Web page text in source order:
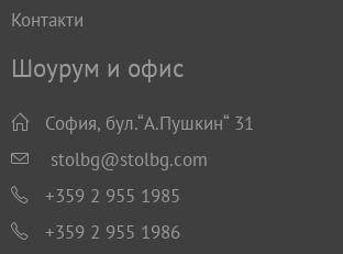
Контакти
Шоурум и офис
София, бул.“А.Пушкин“ 31
stolbg@stolbg.com
+359 2 955 1985
+359 2 955 1986